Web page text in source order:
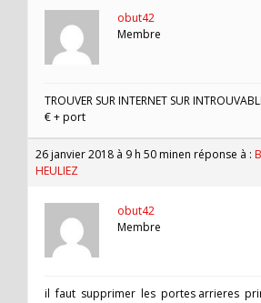
obut42
Membre
TROUVER SUR INTERNET SUR
€ + port
26 janvier 2018 à 9 h 50 minen réponse à :
HEULIEZ
obut42
Membre
il faut supprimer les portes arrieres